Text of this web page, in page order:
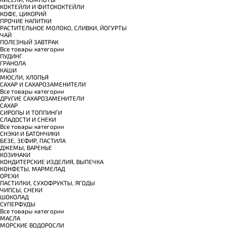
КОКТЕЙЛИ И ФИТОКОКТЕЙЛИ
КОФЕ, ЦИКОРИЙ
ПРОЧИЕ НАПИТКИ
РАСТИТЕЛЬНОЕ МОЛОКО, СЛИВКИ, ЙОГУРТЫ
ЧАЙ
ПОЛЕЗНЫЙ ЗАВТРАК
Все товары категории
ПУДИНГ
ГРАНОЛА
КАШИ
МЮСЛИ, ХЛОПЬЯ
САХАР И САХАРОЗАМЕНИТЕЛИ
Все товары категории
ДРУГИЕ САХАРОЗАМЕНИТЕЛИ
САХАР
СИРОПЫ И ТОППИНГИ
СЛАДОСТИ И СНЕКИ
Все товары категории
СНЭКИ И БАТОНЧИКИ
БЕЗЕ, ЗЕФИР, ПАСТИЛА
ДЖЕМЫ, ВАРЕНЬЕ
КОЗИНАКИ
КОНДИТЕРСКИЕ ИЗДЕЛИЯ, ВЫПЕЧКА
КОНФЕТЫ, МАРМЕЛАД
ОРЕХИ
ПАСТИЛКИ, СУХОФРУКТЫ, ЯГОДЫ
ЧИПСЫ, СНЕКИ
ШОКОЛАД
СУПЕРФУДЫ
Все товары категории
МАСЛА
МОРСКИЕ ВОДОРОСЛИ